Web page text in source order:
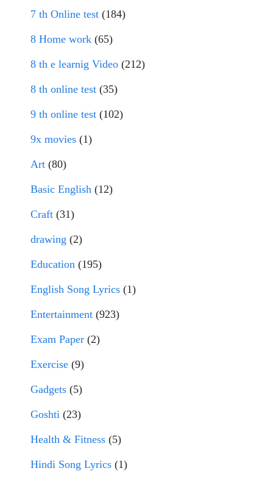
7 th Online test (184)
8 Home work (65)
8 th e learnig Video (212)
8 th online test (35)
9 th online test (102)
9x movies (1)
Art (80)
Basic English (12)
Craft (31)
drawing (2)
Education (195)
English Song Lyrics (1)
Entertainment (923)
Exam Paper (2)
Exercise (9)
Gadgets (5)
Goshti (23)
Health & Fitness (5)
Hindi Song Lyrics (1)